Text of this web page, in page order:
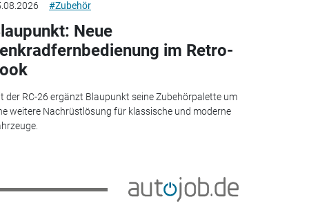
#Zubehör
Neue
im Retro-
der RC-26 ergänzt Blaupunkt seine Zubehörpalette um
weitere Nachrüstlösung für klassische und moderne